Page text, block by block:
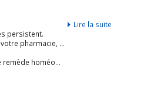
persistent.
par votre médecin)
signes et symptômes.
Lire la suite